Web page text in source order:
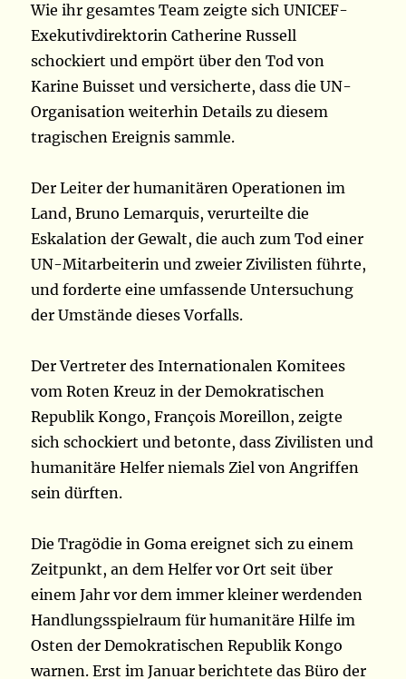
Wie ihr gesamtes Team zeigte sich UNICEF-
Exekutivdirektorin Catherine Russell
schockiert und empört über den Tod von
Karine Buisset und versicherte, dass die UN-
Organisation weiterhin Details zu diesem
tragischen Ereignis sammle.
Der Leiter der humanitären Operationen im
Land, Bruno Lemarquis, verurteilte die
Eskalation der Gewalt, die auch zum Tod einer
UN-Mitarbeiterin und zweier Zivilisten führte,
und forderte eine umfassende Untersuchung
der Umstände dieses Vorfalls.
Der Vertreter des Internationalen Komitees
vom Roten Kreuz in der Demokratischen
Republik Kongo, François Moreillon, zeigte
sich schockiert und betonte, dass Zivilisten und
humanitäre Helfer niemals Ziel von Angriffen
sein dürften.
Die Tragödie in Goma ereignet sich zu einem
Zeitpunkt, an dem Helfer vor Ort seit über
einem Jahr vor dem immer kleiner werdenden
Handlungsspielraum für humanitäre Hilfe im
Osten der Demokratischen Republik Kongo
warnen. Erst im Januar berichtete das Büro der